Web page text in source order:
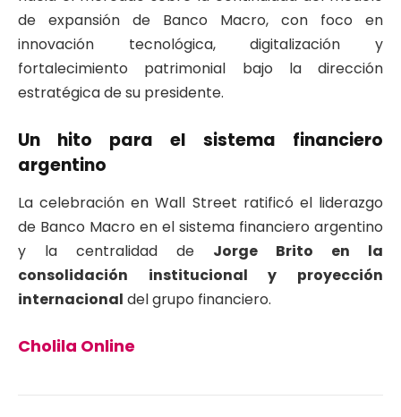
de expansión de Banco Macro, con foco en
innovación tecnológica, digitalización y
fortalecimiento patrimonial bajo la dirección
estratégica de su presidente.
Un hito para el sistema financiero
argentino
La celebración en Wall Street ratificó el liderazgo
de Banco Macro en el sistema financiero argentino
y la centralidad de Jorge Brito en la
consolidación institucional y proyección
internacional del grupo financiero.
Cholila Online